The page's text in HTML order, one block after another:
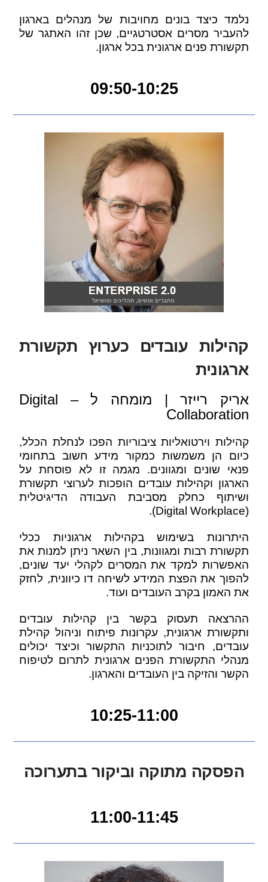
נלמד כיצד בונים מחויבות של מנהלים בארגון
להעביר מסרים אסטרטגיים, שכן זהו האתגר של
תקשורת פנים ארגונית בכל ארגון.
09:50-10:25
קהילות עובדים כערוץ תקשורת
ארגונית
אריק רייזר | מומחה ל – Digital
Collaboration
קהילות וירטואליות ציבוריות הפכו לנחלת הכלל,
כיום הן משמשות כמקור מידע חשוב בתחומי
פנאי שונים ומגוונים. מגמה זו לא פוסחת על
הארגון וקהילות עובדים הופכות לערוצי תקשורת
ושיתוף כחלק מסביבת העבודה הדיגיטלית
(Digital Workplace).
היתרונות בשימוש בקהילות ארגוניות ככלי
תקשורת רבות ומגוונות, בין השאר ניתן למנות את
האפשרות למקד את המסרים לקהלי יעד שונים,
להפוך את הפצת המידע לשיחה דו כיוונית, לחזק
את האמון בקרב העובדים ועוד.
ההרצאה תעסוק בקשר בין קהילות עובדים
ותקשורת ארגונית, עקרונות פיתוח וניהול קהילת
עובדים, חיבור לתוכניות התקשור וכיצד יכולים
מנהלי התקשורת הפנים ארגונית לתרום לטיפוח
הקשר והזיקה בין העובדים והארגון.
10:25-11:00
הפסקה מתוקה וביקור בתערוכה
11:00-11:45